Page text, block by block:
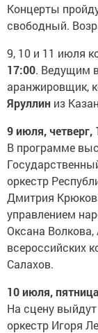
Концерты
свободный.
9, 10 и 11 июля
17:00. Ведущим
аранжировщик,
Яруллин из
9 июля, четверг,
В программе
оркестр
Дмитрия
управлением
Оксана
всероссийских
Салахов.
10 июля,
На сцену
оркестр Игоря